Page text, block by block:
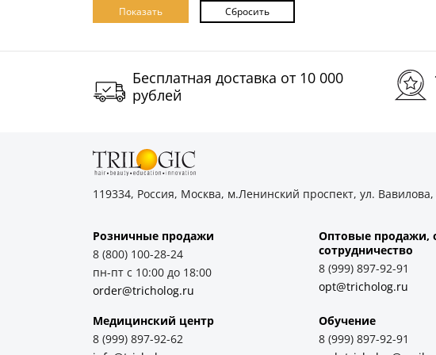
Бесплатная доставка от 10 000
рублей
119334, Россия, Москва, м.Ленинский проспект, ул. Вавилова,
Розничные продажи
8 (800) 100-28-24
пн-пт с 10:00 до 18:00
order@tricholog.ru
Оптовые продажи,
cотрудничество
8 (999) 897-92-91
opt@tricholog.ru
Медицинский центр
8 (999) 897-92-62
Обучение
8 (999) 897-92-91